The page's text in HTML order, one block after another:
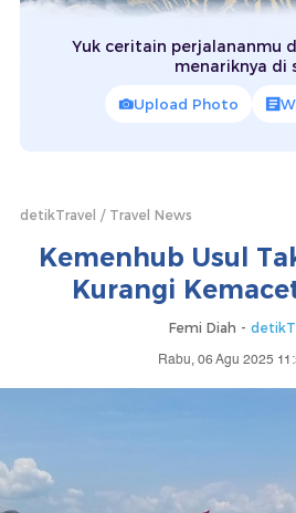
Yuk ceritain perjalananmu
menariknya di
Upload Photo
detikTravel Travel News
Kemenhub Usul
Kurangi
Femi Diah -
Rabu, 06 Agu 2025